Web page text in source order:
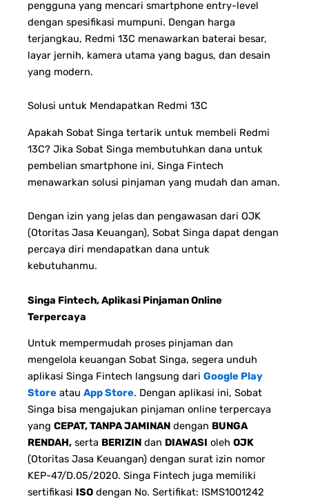
pengguna yang mencari smartphone entry-level
dengan spesifikasi mumpuni. Dengan harga
terjangkau, Redmi 13C menawarkan baterai besar,
layar jernih, kamera utama yang bagus, dan desain
yang modern.
Solusi untuk Mendapatkan Redmi 13C
Apakah Sobat Singa tertarik untuk membeli Redmi
13C? Jika Sobat Singa membutuhkan dana untuk
pembelian smartphone ini, Singa Fintech
menawarkan solusi pinjaman yang mudah dan aman.
Dengan izin yang jelas dan pengawasan dari OJK
(Otoritas Jasa Keuangan), Sobat Singa dapat dengan
percaya diri mendapatkan dana untuk
kebutuhanmu.
Singa Fintech, Aplikasi Pinjaman Online
Terpercaya
Untuk mempermudah proses pinjaman dan
mengelola keuangan Sobat Singa, segera unduh
aplikasi Singa Fintech langsung dari Google Play
Store atau App Store. Dengan aplikasi ini, Sobat
Singa bisa mengajukan pinjaman online terpercaya
yang CEPAT, TANPA JAMINAN dengan BUNGA
RENDAH, serta BERIZIN dan DIAWASI oleh OJK
(Otoritas Jasa Keuangan) dengan surat izin nomor
KEP-47/D.05/2020. Singa Fintech juga memiliki
sertifikasi ISO dengan No. Sertifikat: ISMS1001242